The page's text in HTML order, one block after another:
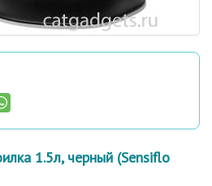
1.5л, черный (Sensiflo